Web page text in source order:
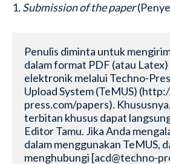
1. Submission of the paper
Penulis diminta untuk
dalam format PDF (atau Latex)
elektronik melalui Techno-
Upload System (TeMUS)
press.com/papers).
terbitan khusus dapat
Editor Tamu. Jika Anda
dalam menggunakan TeMUS,
menghubungi [acd@techno-